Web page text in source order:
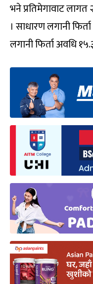
भने प्रतिमेगावाट
। साधारण लगानी
लगानी फिर्ता अवधि